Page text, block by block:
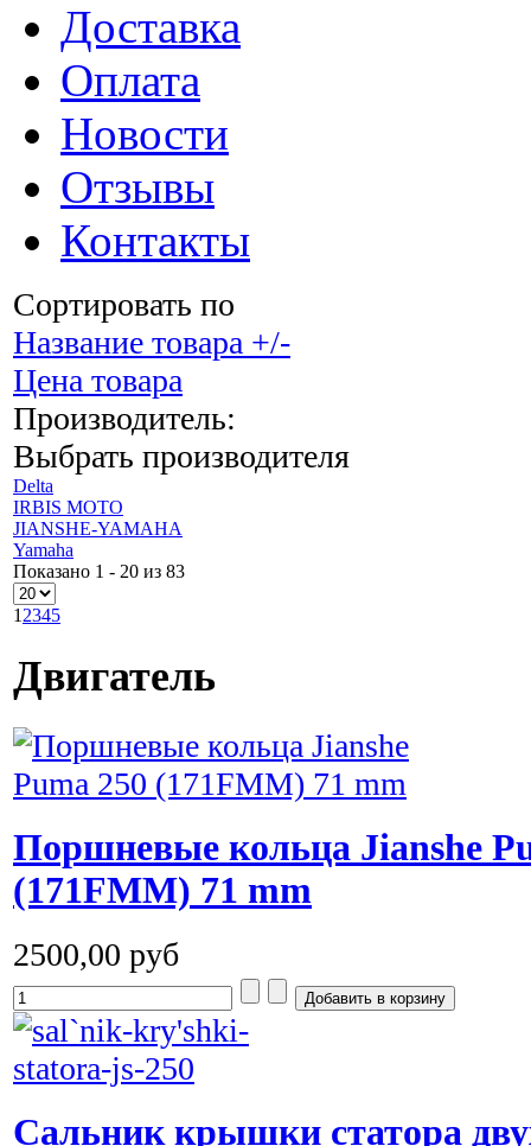
Доставка
Оплата
Новости
Отзывы
Контакты
Сортировать по
Название товара +/-
Цена товара
Производитель:
Выбрать производителя
Delta
IRBIS MOTO
JIANSHE-YAMAHA
Yamaha
Показано 1 - 20 из 83
1 2345
Двигатель
Поршневые кольца Jianshe
(171FMM) 71 mm
2500,00 руб
Cальник крышки статора